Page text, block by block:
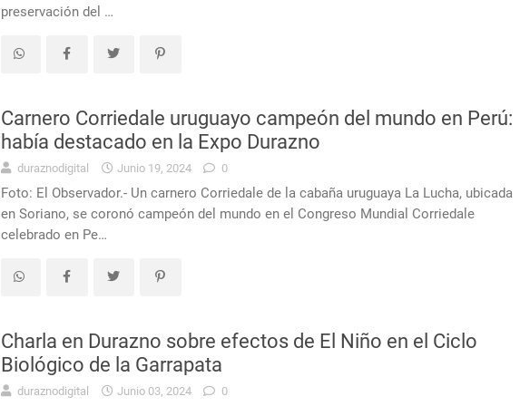
preservación del …
Carnero Corriedale uruguayo campeón del mundo en Perú:
había destacado en la Expo Durazno
duraznodigital Junio 19, 2024 0
Foto: El Observador.- Un carnero Corriedale de la cabaña uruguaya La Lucha, ubicada
en Soriano, se coronó campeón del mundo en el Congreso Mundial Corriedale
celebrado en Pe…
Charla en Durazno sobre efectos de El Niño en el Ciclo
Biológico de la Garrapata
duraznodigital Junio 03, 2024 0